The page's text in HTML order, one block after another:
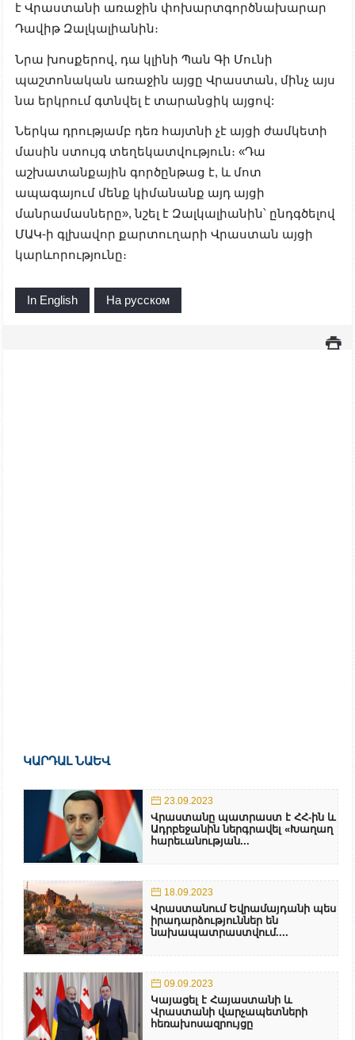
է Վրաստանի առաջին փոխարտգործնախարար
Դավիթ Զալկալիանին։
Նրա խոսքերով, դա կլինի Պան Գի Մունի
պաշտոնական առաջին այցը Վրաստան, մինչ այս
նա երկրում գտնվել է տարանցիկ այցով:
Ներկա դրությամբ դեռ հայտնի չէ այցի ժամկետի
մասին ստույգ տեղեկատվություն։ «Դա
աշխատանքային գործընթաց է, և մոտ
ապագայում մենք կիմանանք այդ այցի
մանրամասները», նշել է Զալկալիանին՝ ընդգծելով
ՄԱԿ-ի գլխավոր քարտուղարի Վրաստան այցի
կարևորությունը։
In English На русском
ԿԱՐԴԱԼ ՆԱԵՎ
23.09.2023
Վրաստանը պատրաստ է ՀՀ-ին և
Ադրբեջանին ներգրավել «Խաղաղ
հարեւանության...
18.09.2023
Վրաստանում Եվրամայդանի պես
իրադարձություններ են
նախապատրաստվում....
09.09.2023
Կայացել է Հայաստանի և
Վրաստանի վարչապետների
հեռախոսազրույցը